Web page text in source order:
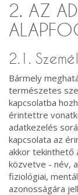
2. AZ
2.1.
Bármely
természetes
kapcsolatba
érintettre
adatkezelés
kapcsolata az
akkor tekinthető
közvetve - név,
fiziológiai,
azonosságára